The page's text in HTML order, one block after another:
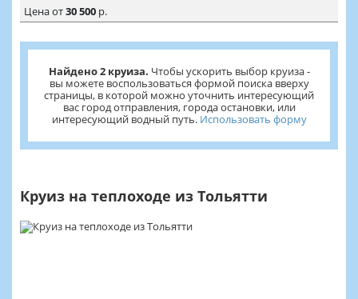
Ценаот30 500р.
Найдено 2 круиза. Чтобы ускорить выбор круиза -
вы можете воспользоваться формой поиска вверху
страницы, в которой можно уточнить интересующий
вас город отправления, города остановки, или
интересующий водный путь. Использовать форму
Круиз на теплоходе из Тольятти